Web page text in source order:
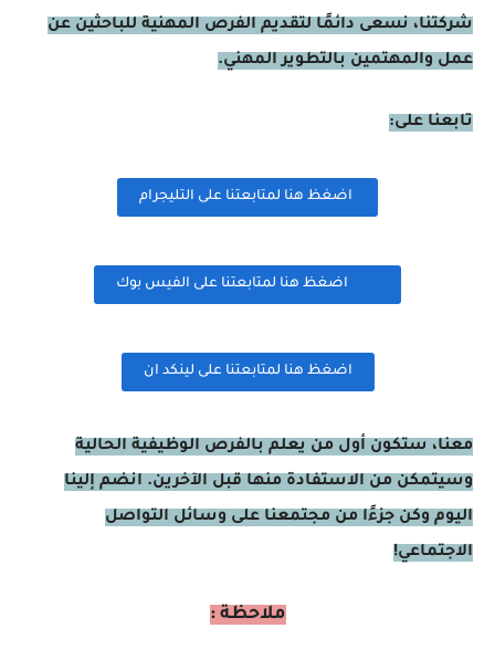
شركتنا، نسعى دائمًا لتقديم الفرص المهنية للباحثين عن
عمل والمهتمين بالتطوير المهني.
تابعنا على:
اضغظ هنا لمتابعتنا على التليجرام
اضغظ هنا لمتابعتنا على الفيس بوك
اضغظ هنا لمتابعتنا على لينكد ان
معنا، ستكون أول من يعلم بالفرص الوظيفية الحالية
وسيتمكن من الاستفادة منها قبل الآخرين. انضم إلينا
اليوم وكن جزءًا من مجتمعنا على وسائل التواصل
الاجتماعي!
ملاحظة :